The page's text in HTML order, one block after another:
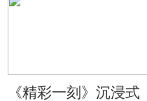
《精彩一刻》沉浸式